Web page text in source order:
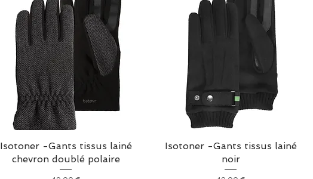
Isotoner -Gants tissus lainé
chevron doublé polaire
Isotoner -Gants tissus lainé
noir